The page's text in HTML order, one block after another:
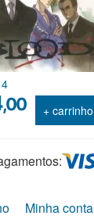
,00 + carrinho
Minha conta